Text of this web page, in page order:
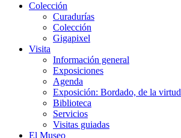
Colección
Curadurías
Colección
Gigapixel
Visita
Información general
Exposiciones
Agenda
Exposición: Bordado, de la virtud
Biblioteca
Servicios
Visitas guiadas
El Museo